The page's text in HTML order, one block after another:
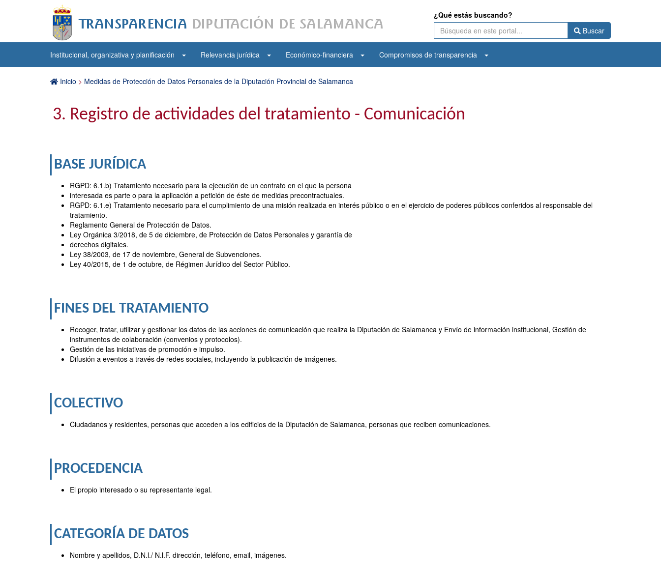
¿Qué estás buscando?
Buscar
Institucional, organizativa y planificación Relevancia jurídica Económico-financiera Compromisos de transparencia
Inicio > Medidas de Protección de Datos Personales de la Diputación Provincial de Salamanca
3. Registro de actividades del tratamiento - Comunicación
BASE JURÍDICA
RGPD: 6.1.b) Tratamiento necesario para la ejecución de un contrato en el que la persona
interesada es parte o para la aplicación a petición de éste de medidas precontractuales.
RGPD: 6.1.e) Tratamiento necesario para el cumplimiento de una misión realizada en interés público o en el ejercicio de poderes públicos conferidos al responsable del
tratamiento.
Reglamento General de Protección de Datos.
Ley Orgánica 3/2018, de 5 de diciembre, de Protección de Datos Personales y garantía de
derechos digitales.
Ley 38/2003, de 17 de noviembre, General de Subvenciones.
Ley 40/2015, de 1 de octubre, de Régimen Jurídico del Sector Público.
FINES DEL TRATAMIENTO
Recoger, tratar, utilizar y gestionar los datos de las acciones de comunicación que realiza la Diputación de Salamanca y Envío de información institucional, Gestión de
instrumentos de colaboración (convenios y protocolos).
Gestión de las iniciativas de promoción e impulso.
Difusión a eventos a través de redes sociales, incluyendo la publicación de imágenes.
COLECTIVO
Ciudadanos y residentes, personas que acceden a los edificios de la Diputación de Salamanca, personas que reciben comunicaciones.
PROCEDENCIA
El propio interesado o su representante legal.
CATEGORÍA DE DATOS
Nombre y apellidos, D.N.l./ N.l.F. dirección, teléfono, email, imágenes.